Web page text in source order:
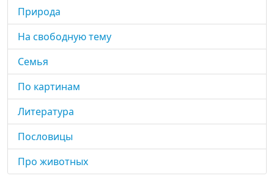
Природа
На свободную тему
Семья
По картинам
Литература
Пословицы
Про животных